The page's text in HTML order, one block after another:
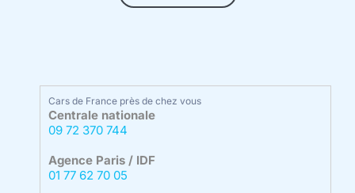
Cars de France près de chez vous
Centrale nationale
09 72 370 744
Agence Paris / IDF
01 77 62 70 05